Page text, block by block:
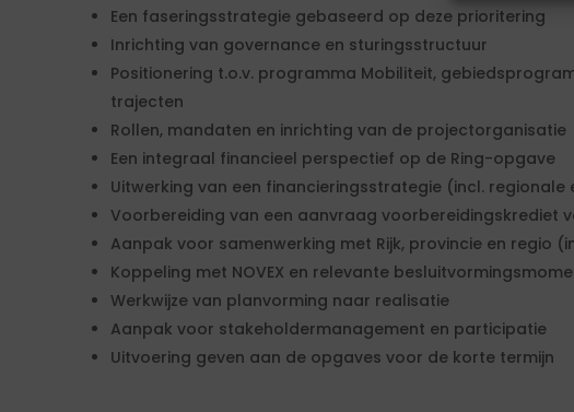
Een faseringsstrategie gebaseerd op deze prioritering
Inrichting van governance en sturingsstructuur
Positionering t.o.v. programma Mobiliteit,
trajecten
Rollen, mandaten en inrichting van de projectorganisatie
Een integraal financieel perspectief op de Ring-opgave
Uitwerking van een financieringsstrategie (incl. regionale
Voorbereiding van een aanvraag voorbereidingskrediet
Aanpak voor samenwerking met Rijk, provincie en regio
Koppeling met NOVEX en relevante
Werkwijze van planvorming naar realisatie
Aanpak voor stakeholdermanagement en participatie
Uitvoering geven aan de opgaves voor de korte termijn